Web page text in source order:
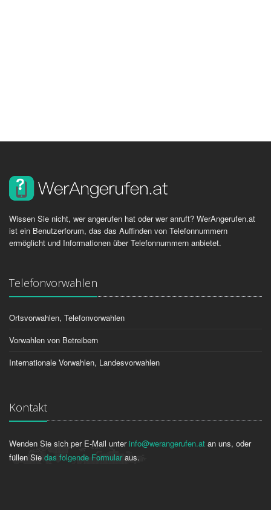
Wissen Sie nicht, wer angerufen hat oder wer anruft? WerAngerufen.at
ist ein Benutzerforum, das das Auffinden von Telefonnummern
ermöglicht und Informationen über Telefonnummern anbietet.
Telefonvorwahlen
Ortsvorwahlen, Telefonvorwahlen
Vorwahlen von Betreibern
Internationale Vorwahlen, Landesvorwahlen
Kontakt
Wenden Sie sich per E-Mail unterinfo@werangerufen.at an uns, oder
füllen Sie das folgende Formularaus.